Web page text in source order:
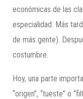
económicas de las
especialidad. Más
de más gente).
costumbre.
Hoy, una parte
“origen”, “tueste” o